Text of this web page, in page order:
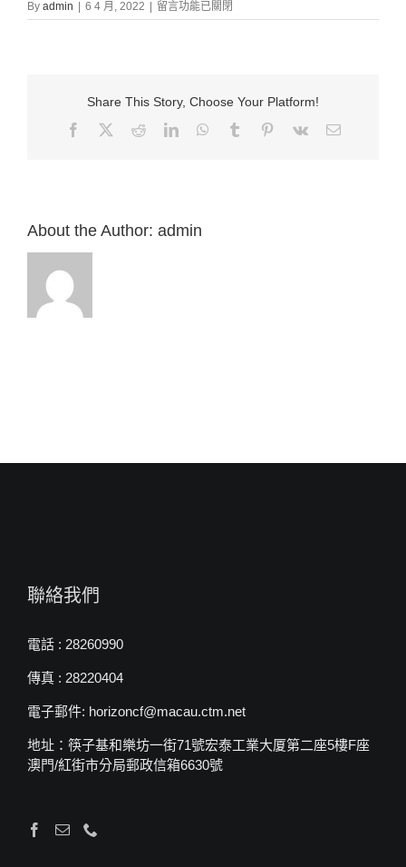
By admin 6 4 月, 2022
在
〈證
西
結
書
約
留言功能已關閉
Share This Story, Choose Your Platform!
Facebook
RedditLinkedInWhatsApp
Tumblr Pinterest
Vk Email:
About the Author: admin
聯絡我們
電話 : 28260990
傳真 : 28220404
電子郵件: horizoncf@macau.ctm.net
地址：筷子基和樂坊一街71號宏泰工業大厦第二座5樓F座
澳門/紅街市分局郵政信箱6630號